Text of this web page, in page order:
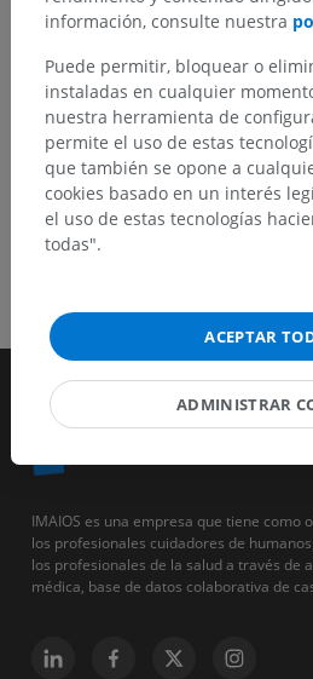
DESCARGAR LA APLICACIÓN
IMAIOS es una empresa que tiene como
los profesionales cuidadores de
los profesionales de la salud a través de
médica, base de datos colaborativa de
información, consulte nuestra
Puede permitir, bloquear o
instaladas en cualquier
nuestra herramienta de
permite el uso de estas
que también se opone a
cookies basado en un interés
el uso de estas tecnologías
todas".
ACEPTAR
ADMINISTRAR